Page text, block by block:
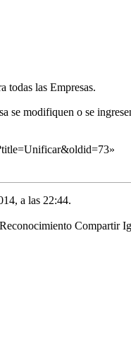
todas las Empresas.
modifiquen o se
»
a las 22:44.
Compartir